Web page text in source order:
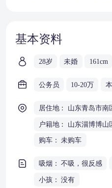
基本资料
28岁 未婚 161cm
公务员 10-20万
居住地： 山东青岛市南
户籍地： 山东淄博博山
购车： 未购车
吸烟： 不吸，很反感
小孩： 没有